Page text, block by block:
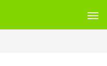
支援Ｂ型・ニコプレイス